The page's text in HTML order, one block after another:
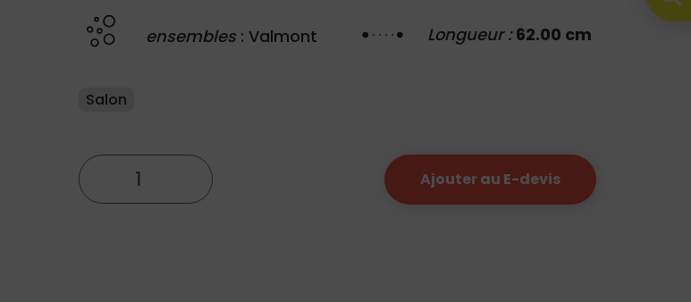
ensembles: Valmont Longueur :62.00 cm
Salon
quantité
de
Fauteuil
Ajouter au E-devis